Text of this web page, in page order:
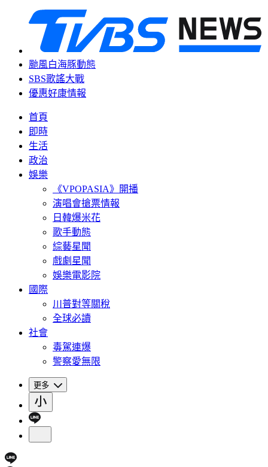
颱風白海豚動態
SBS歌謠大戰
優惠好康情報
首頁
即時
生活
政治
娛樂
《VPOPASIA》開播
演唱會搶票情報
日韓爆米花
歌手動態
綜藝星聞
戲劇星聞
娛樂電影院
國際
川普對等關稅
全球必讀
社會
毒駕連爆
警察愛無限
更多